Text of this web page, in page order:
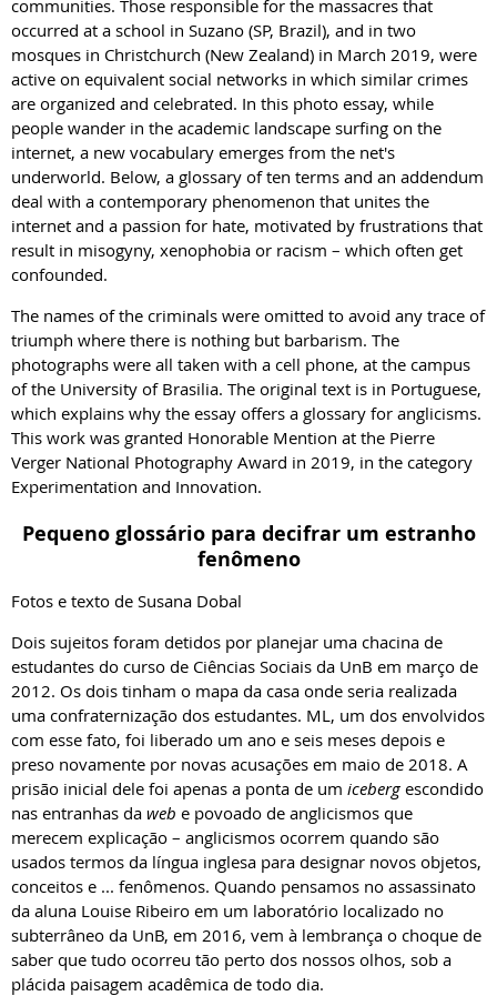
communities. Those responsible for the massacres that
occurred at a school in Suzano (SP, Brazil), and in two
mosques in Christchurch (New Zealand) in March 2019, were
active on equivalent social networks in which similar crimes
are organized and celebrated. In this photo essay, while
people wander in the academic landscape surfing on the
internet, a new vocabulary emerges from the net's
underworld. Below, a glossary of ten terms and an addendum
deal with a contemporary phenomenon that unites the
internet and a passion for hate, motivated by frustrations that
result in misogyny, xenophobia or racism – which often get
confounded.
The names of the criminals were omitted to avoid any trace of
triumph where there is nothing but barbarism. The
photographs were all taken with a cell phone, at the campus
of the University of Brasilia. The original text is in Portuguese,
which explains why the essay offers a glossary for anglicisms.
This work was granted Honorable Mention at the Pierre
Verger National Photography Award in 2019, in the category
Experimentation and Innovation.
Pequeno glossário para decifrar um estranho
fenômeno
Fotos e texto de Susana Dobal
Dois sujeitos foram detidos por planejar uma chacina de
estudantes do curso de Ciências Sociais da UnB em março de
2012. Os dois tinham o mapa da casa onde seria realizada
uma confraternização dos estudantes. ML, um dos envolvidos
com esse fato, foi liberado um ano e seis meses depois e
preso novamente por novas acusações em maio de 2018. A
prisão inicial dele foi apenas a ponta de um iceberg escondido
nas entranhas da web e povoado de anglicismos que
merecem explicação – anglicismos ocorrem quando são
usados termos da língua inglesa para designar novos objetos,
conceitos e ... fenômenos. Quando pensamos no assassinato
da aluna Louise Ribeiro em um laboratório localizado no
subterrâneo da UnB, em 2016, vem à lembrança o choque de
saber que tudo ocorreu tão perto dos nossos olhos, sob a
plácida paisagem acadêmica de todo dia.